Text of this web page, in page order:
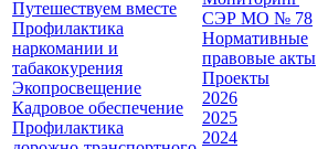
Путешествуем вместе
Профилактика
наркомании и
табакокурения
Экопросвещение
Кадровое обеспечение
Профилактика
СЭР МО № 78
Нормативные
правовые акты
Проекты
2026
2025
2024